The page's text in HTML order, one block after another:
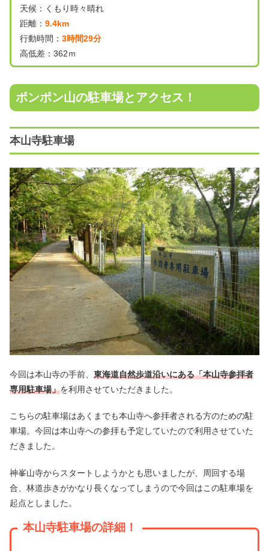
天候：くもり時々晴れ
距離： 9.4km
行動時間： 3時間29分
高低差：362ｍ
ポンポン山の駐車場とアクセス！
本山寺駐車場
今回は本山寺の手前、 東海道自然歩道沿いにある「本山寺参拝者
専用駐車場」を利用させていただきました。
こちらの駐車場はあくまでも本山寺へ参拝者される方のための駐
車場。今回は本山寺への参拝も予定していたので利用させていた
だきました。
神峯山寺からスタートしようかとも思いましたが、周回する場
合、林道歩きがかなり長くなってしまうので今回はこの駐車場を
起点としました。
本山寺駐車場の詳細！